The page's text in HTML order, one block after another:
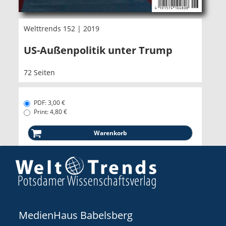
Welttrends 152 | 2019
US-Außenpolitik unter Trump
72 Seiten
PDF: 3,00 €
Print: 4,80 €
MedienHaus Babelsberg